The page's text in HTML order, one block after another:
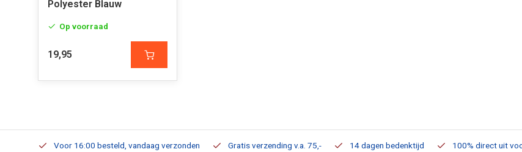
Polyester Blauw
Op voorraad
19,95
Voor 16:00 besteld, vandaag verzonden Gratis verzending v.a. 75,- 14 dagen bedenktijd 100% direct uit